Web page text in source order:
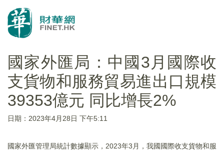
國家外匯局：中國3月國際收
支貨物和服務貿易進出口規模
39353億元 同比增長2%
日期：2023年4月28日 下午5:11
國家外匯管理局統計數據顯示，2023年3月，我國國際收支貨物和服